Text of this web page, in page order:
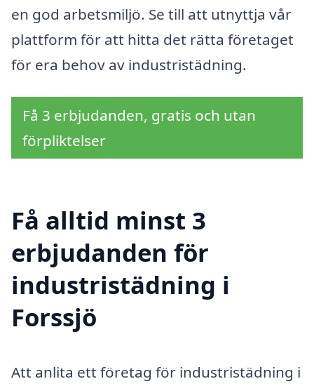
en god arbetsmiljö. Se till att utnyttja vår
plattform för att hitta det rätta företaget
för era behov av industristädning.
Få 3 erbjudanden, gratis och utan
förpliktelser
Få alltid minst 3
erbjudanden för
industristädning i
Forssjö
Att anlita ett företag för industristädning i